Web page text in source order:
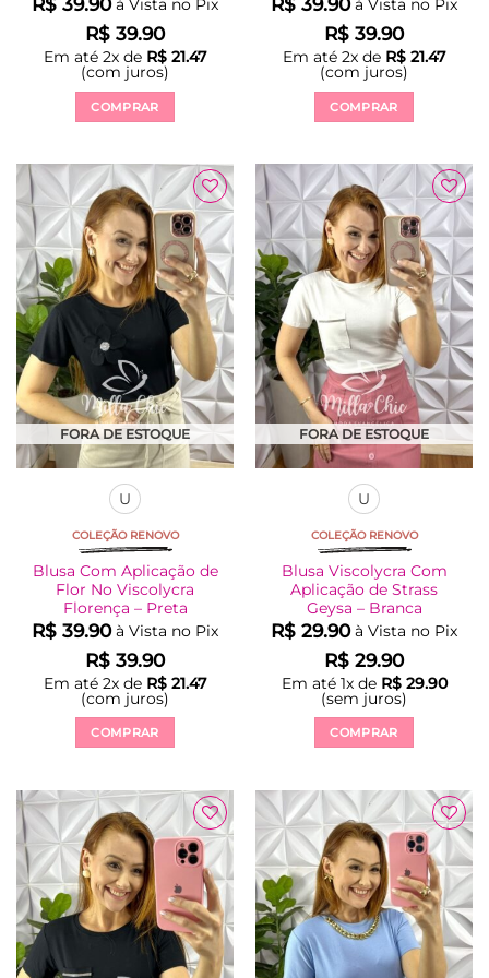
à Vista no Pix
R$ 39.90
Em até 2x de R$ 21.47
(com juros)
COMPRAR
tem
várias
variantes.
As
opções
podem
ser
escolhidas
na
página
do
produto
à Vista no Pix
R$ 39.90
Em até 2x de R$ 21.47
(com juros)
COMPRAR
tem
várias
variantes.
As
opções
podem
escolhidas
na
página
do
produto
Adicionar
à Lista
FORA DE ESTOQUE
U
COLEÇÃO RENOVO
Blusa Com Aplicação de
Flor No Viscolycra
Florença – Preta
R$ 39.90 à Vista no Pix
R$ 39.90
Em até 2x de R$ 21.47
(com juros)
COMPRAR
tem
várias
variantes.
As
opções
podem
ser
escolhidas
Adicionar
à Lista
FORA DE ESTOQUE
U
COLEÇÃO RENOVO
Blusa Viscolycra Com
Aplicação de Strass
Geysa – Branca
R$ 29.90 à Vista no Pix
R$ 29.90
Em até 1x de R$29.90
(sem juros)
COMPRAR
tem
várias
variantes.
As
opções
podem
ser
escolhidas
Adicionar
à Lista
Adicionar
à Lista